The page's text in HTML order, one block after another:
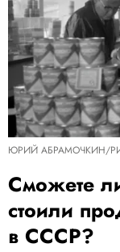
ЮРИЙ АБРАМОЧКИН/
Сможете
стоили
в СССР?